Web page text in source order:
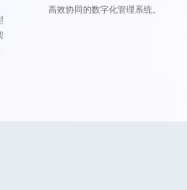
高效协同的数字化管理系统。